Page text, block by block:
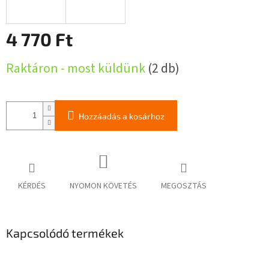
4 770 Ft
Raktáron - most küldünk(2 db)
Hozzáadás a kosárhoz
KÉRDÉS NYOMON KÖVETÉS MEGOSZTÁS
Kapcsolódó termékek